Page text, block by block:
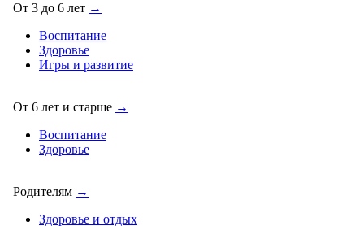
От 3 до 6 лет →
Воспитание
Здоровье
Игры и развитие
От 6 лет и старше →
Воспитание
Здоровье
Родителям →
Здоровье и отдых